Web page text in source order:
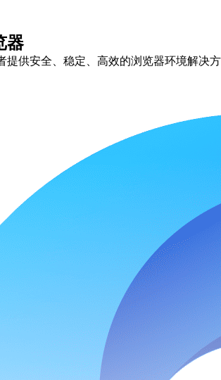
器
提供安全、稳定、高效的浏览器环境解决方